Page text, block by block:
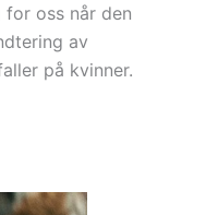
oss når den
av
på kvinner.